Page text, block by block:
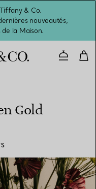
& Co.
nouveautés,
de la Maison.
Gold